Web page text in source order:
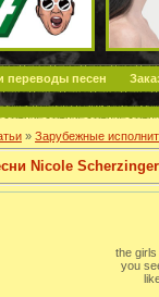
переводы песен
» Зарубежные
Nicole
the
you